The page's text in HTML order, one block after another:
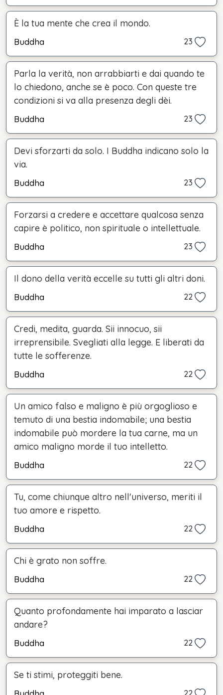
È la tua mente che crea il mondo.
Buddha 23
Parla la verità, non arrabbiarti e dai quando te
lo chiedono, anche se è poco. Con queste tre
condizioni si va alla presenza degli dèi.
Buddha 23
Devi sforzarti da solo. I Buddha indicano solo la
via.
Buddha 23
Forzarsi a credere e accettare qualcosa senza
capire è politico, non spirituale o intellettuale.
Buddha 23
Il dono della verità eccelle su tutti gli altri doni.
Buddha 22
Credi, medita, guarda. Sii innocuo, sii
irreprensibile. Svegliati alla legge. E liberati da
tutte le sofferenze.
Buddha 22
Un amico falso e maligno è più orgoglioso e
temuto di una bestia indomabile; una bestia
indomabile può mordere la tua carne, ma un
amico maligno morde il tuo intelletto.
Buddha 22
Tu, come chiunque altro nell'universo, meriti il
tuo amore e rispetto.
Buddha 22
Chi è grato non soffre.
Buddha 22
Quanto profondamente hai imparato a lasciar
andare?
Buddha 22
Se ti stimi, proteggiti bene.
22